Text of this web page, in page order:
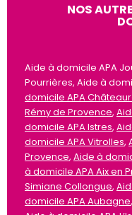
NOS
Aide à domicile APA
Pourrières, Aide à
domicile APA
Rémy de Provence,
domicile APA Istres,
domicile APA Vitrolles,
Provence, Aide à
à domicile APA Aix en
Simiane Collongue,
domicile APA Aubagne,